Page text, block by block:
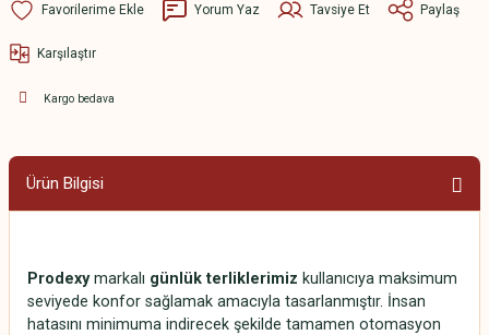
Yorum Yaz Tavsiye Et Paylaş
Karşılaştır
Kargo bedava
Ürün Bilgisi
Prodexymarkalı günlük terliklerimiz kullanıcıya maksimum
seviyede konfor sağlamak amacıyla tasarlanmıştır. İnsan
hatasını minimuma indirecek şekilde tamamen otomasyon